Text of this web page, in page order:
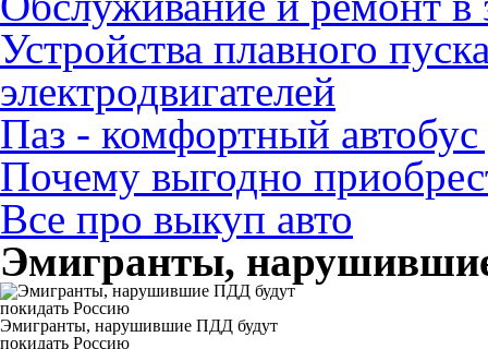
Устройства плавного
электродвигателей
Паз - комфортный
Почему выгодно
Все про выкуп авто
Эмигранты,
Эмигранты, нарушившие ПДД будут
покидать Россию